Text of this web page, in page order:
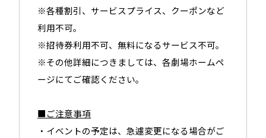
※各種割引、サービスプライス、クーポンなど
利用不可。
※招待券利用不可、無料になるサービス不可。
※その他詳細につきましては、各劇場ホームペ
ージにてご確認ください。
■ご注意事項
・イベントの予定は、急遽変更になる場合がご